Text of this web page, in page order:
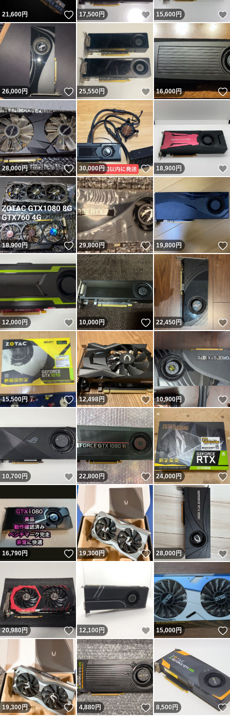
21,600円 いいね！
17,500円 いいね！
15,600円
26,000円 いいね！
25,550円 いいね！
16,000円
28,000円 いいね！
30,000円 いいね！
18,900円
18,900円 いいね！
29,800円 いいね！
19,800円
12,000円 いいね！
10,000円 いいね！
22,450円
15,500円 いいね！
12,498円 いいね！
10,900円
10,700円 いいね！
22,800円 いいね！
24,000円
16,790円 いいね！
19,300円 いいね！
28,000 円
20,980円 いいね！
12,100 円 いいね！
15,000円
19,300円 いいね！
4,880円 いいね！
8,500 円